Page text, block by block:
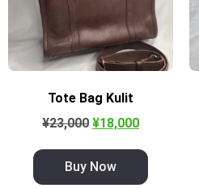
Tote Bag Kulit
¥23,000 ¥18,000
Buy Now